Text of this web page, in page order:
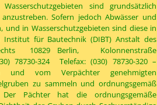
sind grundsätzlich
Sofern jedoch Abwässer und
und in Wasserschutzgebieten sind diese in
Institut für Bautechnik (DIBT) Anstalt des
10829 Berlin, Kolonnenstraße
78730-324 Telefax: (030) 78730-320 –
und vom Verpächter genehmigten
zu sammeln und ordnungsgemäß
Pächter hat die ordnungsgemäße